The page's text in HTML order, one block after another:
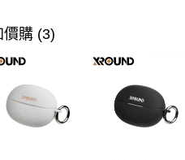
價購 (3)